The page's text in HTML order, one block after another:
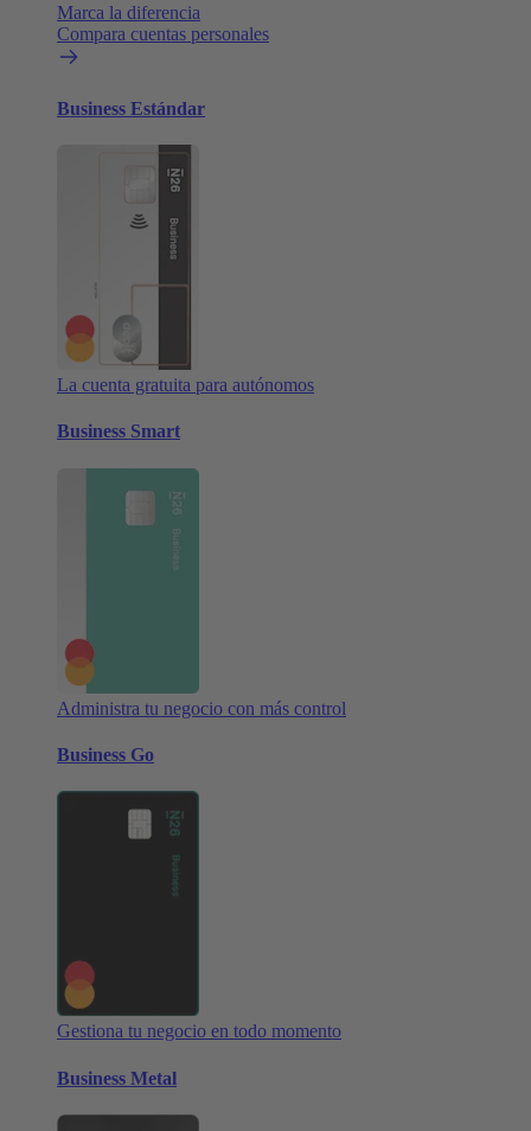
Marca la diferencia
Compara cuentas personales
Business Estándar
La cuenta gratuita para autónomos
Business Smart
Administra tu negocio con más control
Business Go
Gestiona tu negocio en todo momento
Business Metal